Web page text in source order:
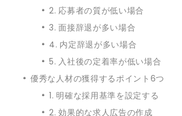
2. 応募者の質が低い場合
3. 面接辞退が多い場合
4. 内定辞退が多い場合
5. 入社後の定着率が低い場合
優秀な人材の獲得するポイント6つ
1. 明確な採用基準を設定する
2. 効果的な求人広告の作成